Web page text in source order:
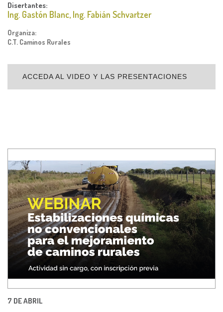
Disertantes:
Ing. Gastón Blanc, Ing. Fabián Schvartzer
Organiza:
C.T. Caminos Rurales
ACCEDA AL VIDEO Y LAS PRESENTACIONES
7 DE ABRIL